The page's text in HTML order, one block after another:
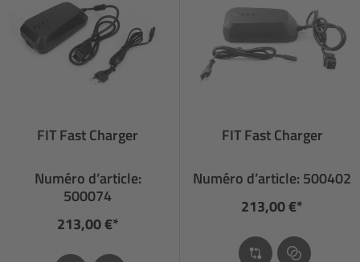
FIT Fast Charger
Numéro d’article:
500074
213,00 €*
FIT Fast Charger
Numéro d’article: 500402
213,00 €*